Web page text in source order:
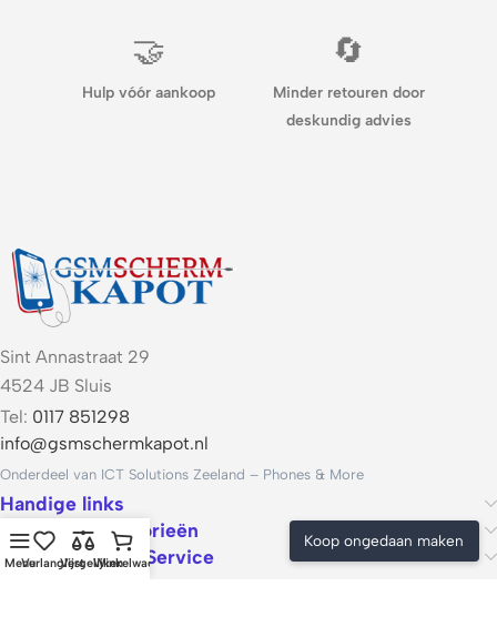
🤝
Hulp vóór aankoop
🔄
Minder retouren door
deskundig advies
Sint Annastraat 29
4524 JB Sluis
Tel: 0117 851298
info@gsmschermkapot.nl
Onderdeel van ICT Solutions Zeeland – Phones & More
Handige links
Populaire categorieën
Voorwaarden & Service
MenuVerlanglijstVergelijkenWinkelwagen
Koop ongedaan maken